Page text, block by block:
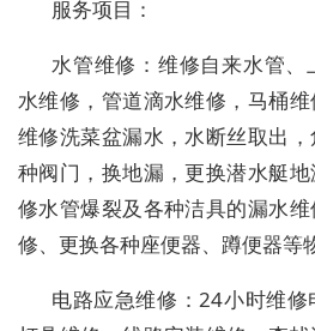
服务项目：
水管维修：维修自来水管
水维修，管道滴水维修，马桶维
维修洗菜盆漏水，水断丝取出
种阀门，换地漏，更换潜水艇
修水管爆裂及各种洁具的漏水
修、更换各种座便器、蹲便器等
电路应急维修：24小时维修